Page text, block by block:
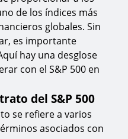
de los índices más
globales. Sin
es importante
hay una desglose
con el S&P 500 en
del S&P 500
se refiere a varios
asociados con